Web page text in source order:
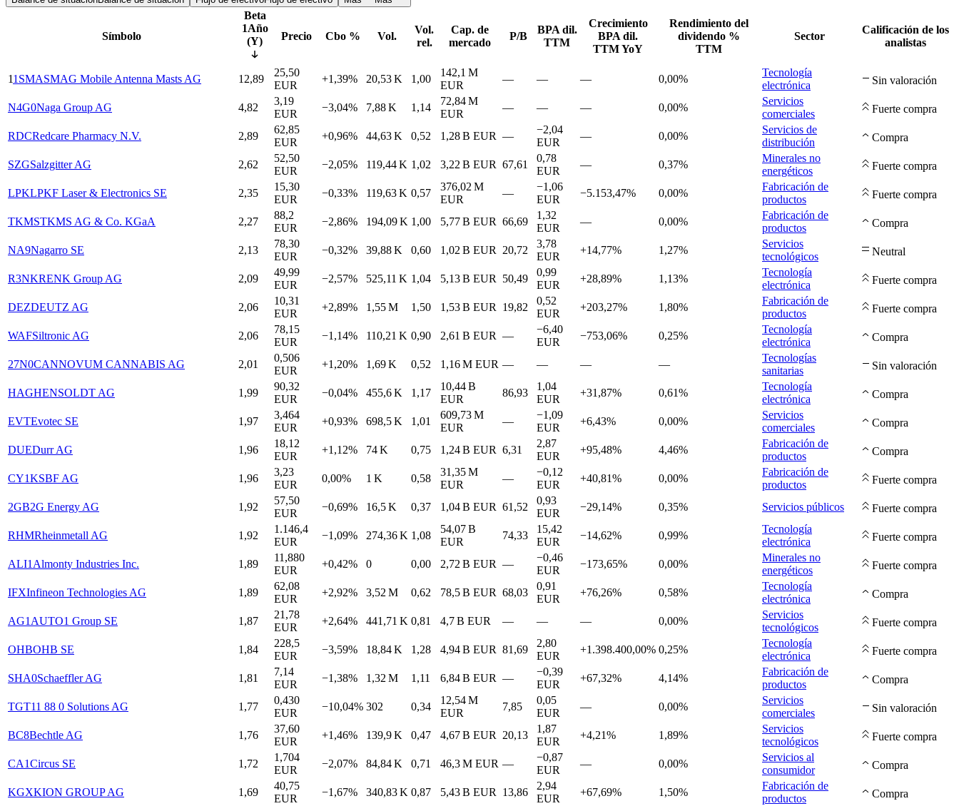
Símbolo
Beta
1Año
(Y)
Precio Cbo % Vol.
Vol.
rel.
Cap. de
mercado
P/B
BPA dil.
TTM
Crecimiento
BPA dil.
TTM YoY
Rendimiento del
dividendo %
TTM
Sector
Calificación de los
analistas
11SMASMAG Mobile Antenna Masts AG 12,89
25,50
EUR
+1,39% 20,53 K 1,00
142,1 M
EUR
— — — 0,00%
Tecnología
electrónica
Sin valoración
N4G0Naga Group AG 4,82
3,19
EUR
−3,04% 7,88 K 1,14
72,84 M
EUR
— — — 0,00%
Servicios
comerciales
Fuerte compra
RDCRedcare Pharmacy N.V. 2,89
62,85
EUR
+0,96% 44,63 K 0,52 1,28 B EUR —
−2,04
EUR
— 0,00%
Servicios de
distribución
Compra
SZGSalzgitter AG 2,62
52,50
EUR
−2,05% 119,44 K 1,02 3,22 B EUR 67,61
0,78
EUR
— 0,37%
Minerales no
energéticos
Fuerte compra
LPKLPKF Laser & Electronics SE 2,35
15,30
EUR
−0,33% 119,63 K 0,57
376,02 M
EUR
—
−1,06
EUR
−5.153,47% 0,00%
Fabricación de
productos
Fuerte compra
TKMSTKMS AG & Co. KGaA 2,27
88,2
EUR
−2,86% 194,09 K 1,00 5,77 B EUR 66,69
1,32
EUR
— 0,00%
Fabricación de
productos
Compra
NA9Nagarro SE 2,13
78,30
EUR
−0,32% 39,88 K 0,60 1,02 B EUR 20,72
3,78
EUR
+14,77% 1,27%
Servicios
tecnológicos
Neutral
R3NKRENK Group AG 2,09
49,99
EUR
−2,57% 525,11 K 1,04 5,13 B EUR 50,49
0,99
EUR
+28,89% 1,13%
Tecnología
electrónica
Fuerte compra
DEZDEUTZ AG 2,06
10,31
EUR
+2,89% 1,55 M 1,50 1,53 B EUR 19,82
0,52
EUR
+203,27% 1,80%
Fabricación de
productos
Fuerte compra
WAFSiltronic AG 2,06
78,15
EUR
−1,14% 110,21 K 0,90 2,61 B EUR —
−6,40
EUR
−753,06% 0,25%
Tecnología
electrónica
Compra
27N0CANNOVUM CANNABIS AG 2,01
0,506
EUR
+1,20% 1,69 K 0,52 1,16 M EUR — — — —
Tecnologías
sanitarias
Sin valoración
HAGHENSOLDT AG 1,99
90,32
EUR
−0,04% 455,6 K 1,17
10,44 B
EUR
86,93
1,04
EUR
+31,87% 0,61%
Tecnología
electrónica
Compra
EVTEvotec SE 1,97
3,464
EUR
+0,93% 698,5 K 1,01
609,73 M
EUR
—
−1,09
EUR
+6,43% 0,00%
Servicios
comerciales
Compra
DUEDurr AG 1,96
18,12
EUR
+1,12% 74 K 0,75 1,24 B EUR 6,31
2,87
EUR
+95,48% 4,46%
Fabricación de
productos
Compra
CY1KSBF AG 1,96
3,23
EUR
0,00% 1 K 0,58
31,35 M
EUR
—
−0,12
EUR
+40,81% 0,00%
Fabricación de
productos
Fuerte compra
2GB2G Energy AG 1,92
57,50
EUR
−0,69% 16,5 K 0,37 1,04 B EUR 61,52
0,93
EUR
−29,14% 0,35% Servicios públicos Fuerte compra
RHMRheinmetall AG 1,92
1.146,4
EUR
−1,09% 274,36 K 1,08
54,07 B
EUR
74,33
15,42
EUR
−14,62% 0,99%
Tecnología
electrónica
Fuerte compra
ALI1 Almonty Industries Inc. 1,89
11,880
EUR
+0,42% 0 0,00 2,72 B EUR —
−0,46
EUR
−173,65% 0,00%
Minerales no
energéticos
Fuerte compra
IFXInfineon Technologies AG 1,89
62,08
EUR
+2,92% 3,52 M 0,62 78,5 B EUR 68,03
0,91
EUR
+76,26% 0,58%
Tecnología
electrónica
Compra
AG1 AUTO1 Group SE 1,87
21,78
EUR
+2,64% 441,71 K 0,81 4,7 B EUR — — — 0,00%
Servicios
tecnológicos
Fuerte compra
OHBOHB SE 1,84
228,5
EUR
−3,59% 18,84 K 1,28 4,94 B EUR 81,69
2,80
EUR
+1.398.400,00% 0,25%
Tecnología
electrónica
Fuerte compra
SHA0Schaeffler AG 1,81
7,14
EUR
−1,38% 1,32 M 1,11 6,84 B EUR —
−0,39
EUR
+67,32% 4,14%
Fabricación de
productos
Compra
TGT11 88 0 Solutions AG 1,77
0,430
EUR
−10,04% 302 0,34
12,54 M
EUR
7,85
0,05
EUR
— 0,00%
Servicios
comerciales
Sin valoración
BC8Bechtle AG 1,76
37,60
EUR
+1,46% 139,9 K 0,47 4,67 B EUR 20,13
1,87
EUR
+4,21% 1,89%
Servicios
tecnológicos
Fuerte compra
CA1Circus SE 1,72
1,704
EUR
−2,07% 84,84 K 0,71 46,3 M EUR —
−0,87
EUR
— 0,00%
Servicios al
consumidor
Compra
KGXKION GROUP AG 1,69
40,75
EUR
−1,67% 340,83 K 0,87 5,43 B EUR 13,86
2,94
EUR
+67,69% 1,50%
Fabricación de
productos
Compra